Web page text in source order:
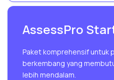
AssessPro
Paket komprehensif untuk
berkembang yang
lebih mendalam.